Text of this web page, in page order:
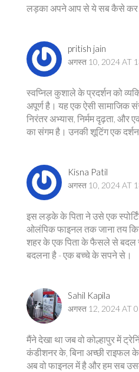
लड़का अपने आप से ये सब कैसे कर
pritish jain
अगस्त 10, 2024 AT
स्वप्निल कुशाले के प्रदर्शन को
अपूर्ण है। यह एक ऐसी सामाजिक
निरंतर अभ्यास, निर्मम दृढ़ता, और
का संगम है। उनकी शूटिंग एक दर्शन
Kisna Patil
अगस्त 10, 2024 AT
इस लड़के के पिता ने उसे एक
ओलंपिक फाइनल तक जाना तय
शहर के एक पिता के फैसले से बदल
बदलना है - एक बच्चे के सपने से।
Sahil Kapila
अगस्त 12, 2024 AT
मैंने देखा था जब वो कोल्हापुर में
कंडीशनर के, बिना अच्छी राइफल
अब वो फाइनल में है और हम सब